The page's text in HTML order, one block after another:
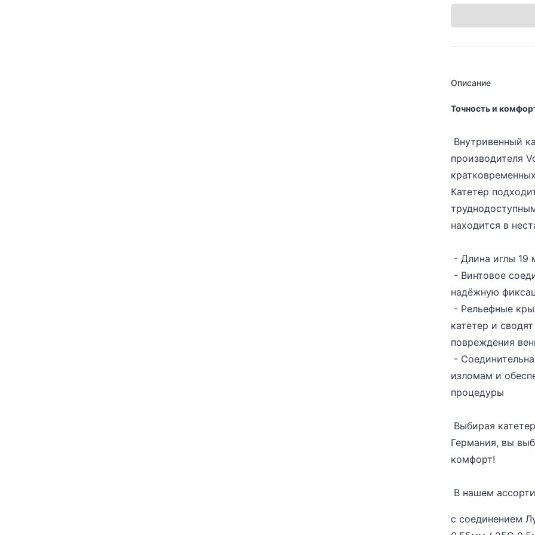
Описание
Точность и
Внутривенный
производителя
Катетер
находится в
- Длина иглы
- Винтовое
надёжную
- Рельефные
катетер и
повреждения
-
изломам и
процедуры
Выбирая
Германия, вы
комфорт!
В нашем
с соединением